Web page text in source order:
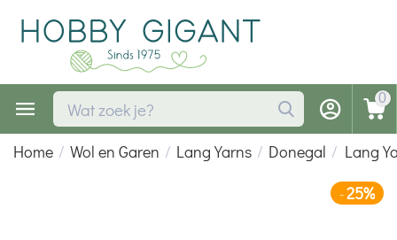
0
Home / Wol en Garen / Lang Yarns / Donegal / Lang
-25%